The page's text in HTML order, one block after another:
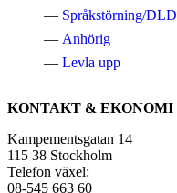
Språkstörning/DLD
Anhörig
Levla upp
KONTAKT & EKONOMI
Kampementsgatan 14
115 38 Stockholm
Telefon växel:
08-545 663 60